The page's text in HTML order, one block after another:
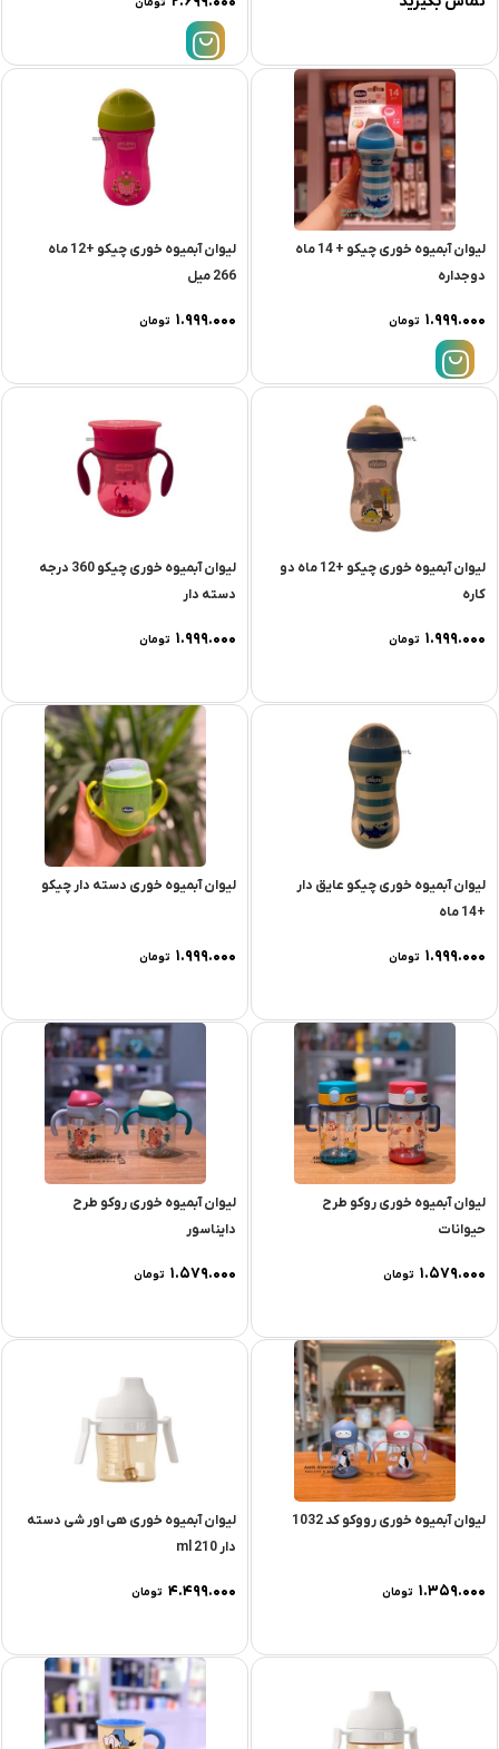
لیوان آبمیوه خوری چیکو + 14 ماه
دوجداره
۱.۹۹۹.۰۰۰ تومان
لیوان آبمیوه خوری چیکو +12 ماه
266 میل
۱.۹۹۹.۰۰۰ تومان
لیوان آبمیوه خوری چیکو +12 ماه دو
کاره
۱.۹۹۹.۰۰۰ تومان
لیوان آبمیوه خوری چیکو 360 درجه
دسته دار
۱.۹۹۹.۰۰۰ تومان
لیوان آبمیوه خوری چیکو عایق دار
+14 ماه
۱.۹۹۹.۰۰۰ تومان
لیوان آبمیوه خوری دسته دار چیکو
۱.۹۹۹.۰۰۰ تومان
لیوان آبمیوه خوری روکو طرح
حیوانات
۱.۵۷۹.۰۰۰ تومان
لیوان آبمیوه خوری روکو طرح
دایناسور
۱.۵۷۹.۰۰۰ تومان
لیوان آبمیوه خوری رووکو کد 1032
۱.۳۵۹.۰۰۰ تومان
لیوان آبمیوه خوری هی اور شی دسته
دار 210 ml
۴.۴۹۹.۰۰۰ تومان